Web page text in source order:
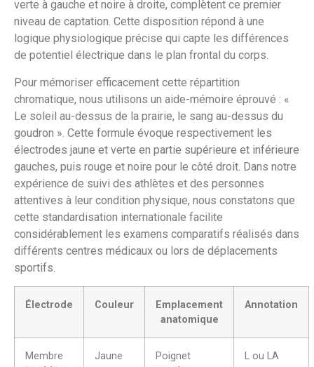
verte à gauche et noire à droite, complètent ce premier
niveau de captation. Cette disposition répond à une
logique physiologique précise qui capte les différences
de potentiel électrique dans le plan frontal du corps.
Pour mémoriser efficacement cette répartition
chromatique, nous utilisons un aide-mémoire éprouvé : «
Le soleil au-dessus de la prairie, le sang au-dessus du
goudron ». Cette formule évoque respectivement les
électrodes jaune et verte en partie supérieure et inférieure
gauches, puis rouge et noire pour le côté droit. Dans notre
expérience de suivi des athlètes et des personnes
attentives à leur condition physique, nous constatons que
cette standardisation internationale facilite
considérablement les examens comparatifs réalisés dans
différents centres médicaux ou lors de déplacements
sportifs.
Électrode Couleur
Emplacement
anatomique
Annotation
Membre
Jaune
Poignet
L ou LA